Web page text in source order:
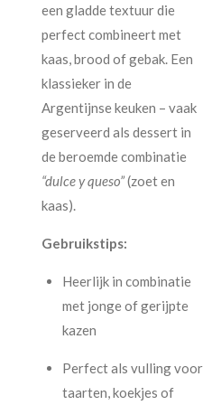
een gladde textuur die
perfect combineert met
kaas, brood of gebak. Een
klassieker in de
Argentijnse keuken – vaak
geserveerd als dessert in
de beroemde combinatie
“dulce y queso”(zoet en
kaas).
Gebruikstips:
Heerlijk in combinatie
met jonge of gerijpte
kazen
Perfect als vulling voor
taarten, koekjes of